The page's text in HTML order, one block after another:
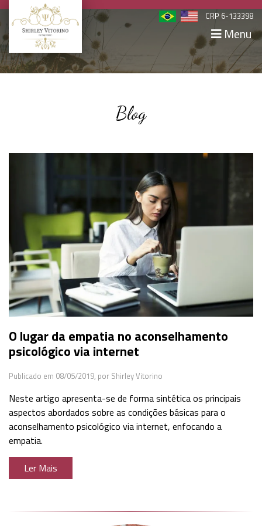
CRP 6-133398
Menu
Blog
O lugar da empatia no aconselhamento
psicológico via internet
Publicado em 08/05/2019, por Shirley Vitorino
Neste artigo apresenta-se de forma sintética os principais
aspectos abordados sobre as condições básicas para o
aconselhamento psicológico via internet, enfocando a
empatia.
Ler Mais